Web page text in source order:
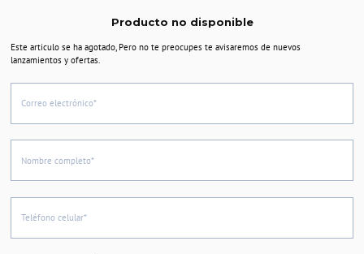
Producto no disponible
Este articulo se ha agotado, Pero no te preocupes te avisaremos de nuevos
lanzamientos y ofertas.
Correo electrónico*
Nombre completo*
Teléfono celular*